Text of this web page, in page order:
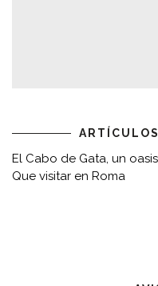
El Cabo de Gata, un
Que visitar en Roma